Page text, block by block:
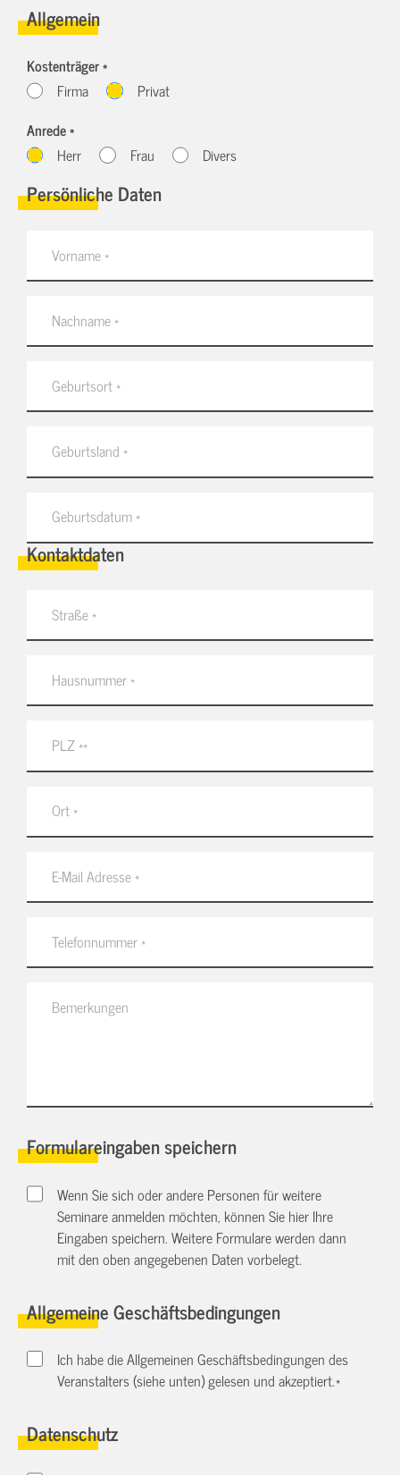
Allgemein
Kostenträger *
Firma
Privat
Anrede *
Herr
Frau Divers
Persönliche Daten
Kontaktdaten
Formulareingaben speichern
Wenn Sie sich oder andere Personen für weitere
Seminare anmelden möchten, können Sie hier Ihre
Eingaben speichern. Weitere Formulare werden dann
mit den oben angegebenen Daten vorbelegt.
Allgemeine Geschäftsbedingungen
Ich habe die Allgemeinen Geschäftsbedingungen des
Veranstalters (siehe unten) gelesen und akzeptiert.*
Datenschutz